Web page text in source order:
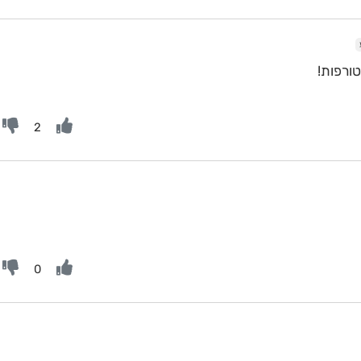
2
0